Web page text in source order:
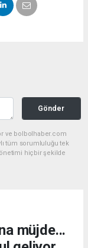
Gönder
ve bolbolhaber.com
tüm sorumluluğu tek
hiçbir şekilde
müjde...